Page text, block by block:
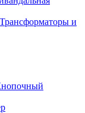
Трансформаторы и